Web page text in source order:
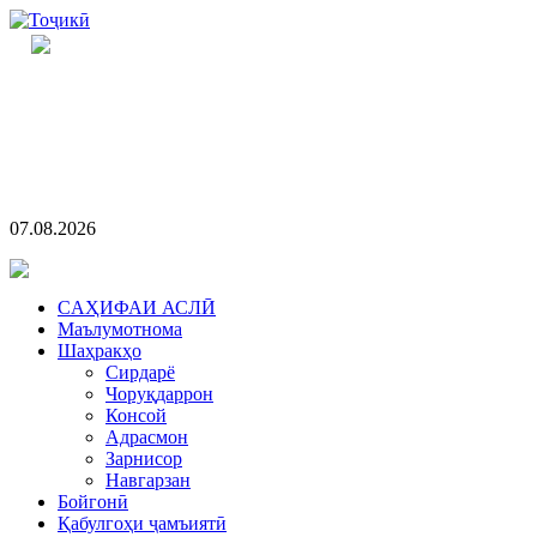
07.08.2026
CАҲИФАИ АСЛӢ
Маълумотнома
Шаҳракҳо
Сирдарё
Чоруқдаррон
Консой
Адрасмон
Зарнисор
Навгарзан
Бойгонӣ
Қабулгоҳи ҷамъиятӣ